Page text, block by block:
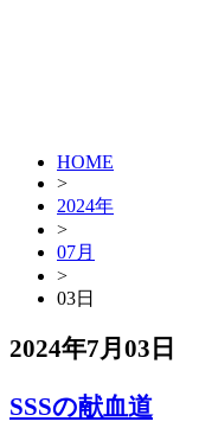
HOME
>
2024年
>
07月
>
03日
2024年7月03日
SSSの献血道